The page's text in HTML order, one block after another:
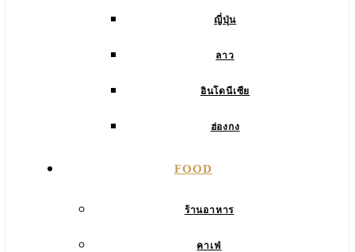
ญี่ปุ่น
ลาว
อินโดนีเซีย
ฮ่องกง
FOOD
ร้านอาหาร
คาเฟ่